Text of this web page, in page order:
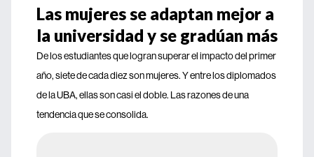
Las mujeres se adaptan mejor a
la universidad y se gradúan más
De los estudiantes que logran superar el impacto del primer
año, siete de cada diez son mujeres. Y entre los diplomados
de la UBA, ellas son casi el doble. Las razones de una
tendencia que se consolida.